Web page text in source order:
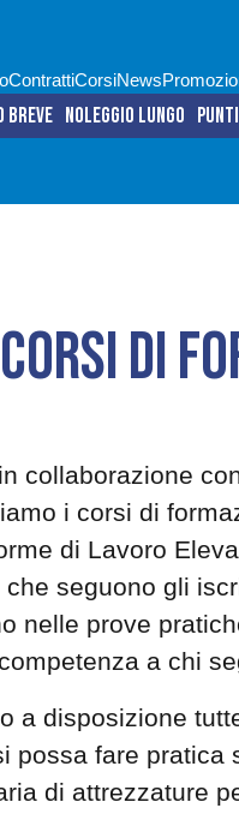
ContrattiCorsiNews
breve Noleggio lungo
Corsi di
collaborazione
i corsi di
di Lavoro
che seguono gli
nelle prove
competenza a chi
a disposizione
possa fare pratica
di attrezzature